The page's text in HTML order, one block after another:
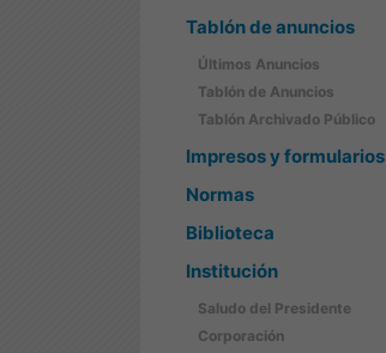
Tablón de anuncios
Últimos Anuncios
Tablón de Anuncios
Tablón Archivado Público
Impresos y formularios
Normas
Biblioteca
Institución
Saludo del Presidente
Corporación